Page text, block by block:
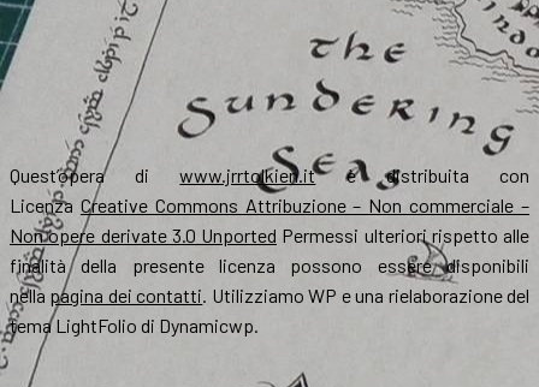
Quest’opera diwww.jrrtolkien.itè distribuita con
Licenza Creative Commons Attribuzione – Non commerciale –
Non opere derivate 3.0 Unported Permessi ulteriori rispetto alle
finalità della presente licenza possono essere disponibili
nella pagina dei contatti. Utilizziamo WP e una rielaborazione del
tema LightFolio di Dynamicwp.